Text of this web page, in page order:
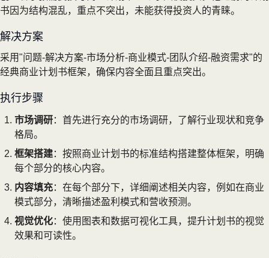
书因为结构混乱，重点不突出，未能获得投资人的青睐。
解决方案
采用"问题-解决方案-市场分析-商业模式-团队介绍-融资需求"的
经典商业计划书框架，确保内容全面且重点突出。
执行步骤
市场调研：首先进行充分的市场调研，了解行业现状和竞争
格局。
框架搭建：按照商业计划书的标准结构搭建整体框架，明确
每个部分的核心内容。
内容填充：在每个部分下，详细阐述相关内容，例如在商业
模式部分，清晰描述盈利模式和营收预测。
视觉优化：使用图表和数据可视化工具，提升计划书的视觉
效果和可读性。